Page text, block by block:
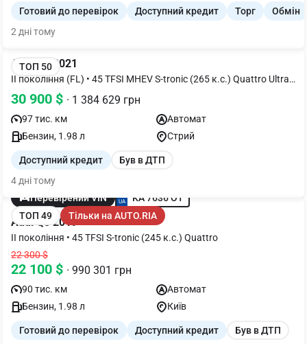
Готовий до перевірок Доступний кредит Торг
Обмін
2 дні тому
ТОП 50
Audi Q5 2021
II покоління (FL) • 45 TFSI MHEV S-tronic (265 к.с.) Quattro Ultra •
30 900 $ · 1 384 629 грн
97 тис. км
Автомат
Бензин, 1.98 л
Стрий
Доступний кредит
Був в ДТП
4 дні тому
Перевірений VIN
KA 7636 OT
ТОП 49
Тільки на AUTO.RIA
Audi Q5 2019
II покоління • 45 TFSI S-tronic (245 к.с.) Quattro
22 300 $
22 100 $ · 990 301 грн
90 тис. км
Автомат
Бензин, 1.98 л
Київ
Готовий до перевірок Доступний кредит
Був в ДТП